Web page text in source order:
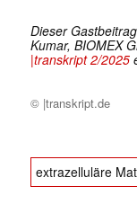
Dieser
Kumar, BIOMEX
|transkript 2/2025
© |transkript.de
extrazelluläre